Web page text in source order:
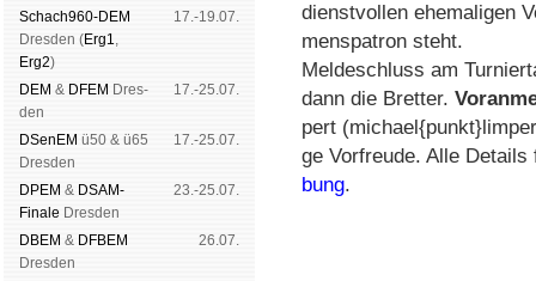
Schach960-DEM
Dres­den (Erg1,
Erg2)
17.-19.07.
DEM & DFEM Dres­
den
17.-25.07.
DSenEM ü50 & ü65
Dres­den
17.-25.07.
DPEM & DSAM-
Finale Dres­den
23.-25.07.
DBEM & DFBEM
Dres­den
26.07.
dienst­vol­len ehe­ma­li­gen
mens­pa­tron steht.
Mel­de­schluss am
dann die Bret­ter.
pert
ge Vor­freu­de. Alle
bung.